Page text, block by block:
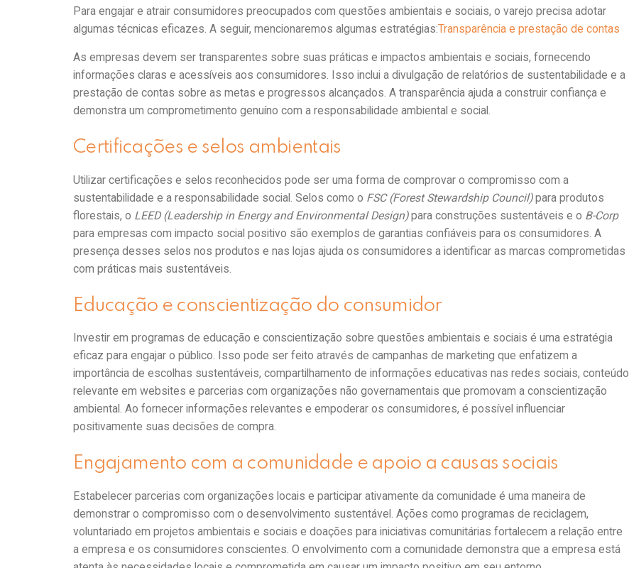
Para engajar e atrair consumidores preocupados com questões ambientais e sociais, o varejo precisa adotar
algumas técnicas eficazes. A seguir, mencionaremos algumas estratégias:Transparência e prestação de contas
As empresas devem ser transparentes sobre suas práticas e impactos ambientais e sociais, fornecendo
informações claras e acessíveis aos consumidores. Isso inclui a divulgação de relatórios de sustentabilidade e a
prestação de contas sobre as metas e progressos alcançados. A transparência ajuda a construir confiança e
demonstra um comprometimento genuíno com a responsabilidade ambiental e social.
Certificações e selos ambientais
Utilizar certificações e selos reconhecidos pode ser uma forma de comprovar o compromisso com a
sustentabilidade e a responsabilidade social. Selos como o FSC (Forest Stewardship Council)para produtos
florestais, o LEED (Leadership in Energy and Environmental Design)para construções sustentáveis e o B-Corp
para empresas com impacto social positivo são exemplos de garantias confiáveis para os consumidores. A
presença desses selos nos produtos e nas lojas ajuda os consumidores a identificar as marcas comprometidas
com práticas mais sustentáveis.
Educação e conscientização do consumidor
Investir em programas de educação e conscientização sobre questões ambientais e sociais é uma estratégia
eficaz para engajar o público. Isso pode ser feito através de campanhas de marketing que enfatizem a
importância de escolhas sustentáveis, compartilhamento de informações educativas nas redes sociais, conteúdo
relevante em websites e parcerias com organizações não governamentais que promovam a conscientização
ambiental. Ao fornecer informações relevantes e empoderar os consumidores, é possível influenciar
positivamente suas decisões de compra.
Engajamento com a comunidade e apoio a causas sociais
Estabelecer parcerias com organizações locais e participar ativamente da comunidade é uma maneira de
demonstrar o compromisso com o desenvolvimento sustentável. Ações como programas de reciclagem,
voluntariado em projetos ambientais e sociais e doações para iniciativas comunitárias fortalecem a relação entre
a empresa e os consumidores conscientes. O envolvimento com a comunidade demonstra que a empresa está